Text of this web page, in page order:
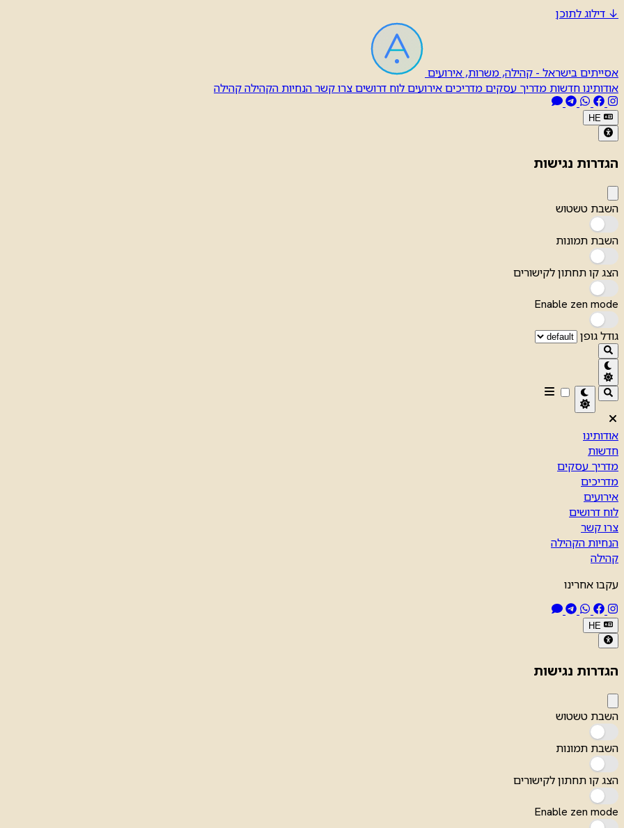
↓ דילוג לתוכן
אסייתים בישראל - קהילה, משרות, אירועים
אודותינוחדשות מדריך עסקיםמדריכיםאירועיםלוח דרושיםצרו קשרהנחיות הקהילהקהילה
HE
הגדרות נגישות
השבת טשטוש
השבת תמונות
הצג קו תחתון לקישורים
Enable zen mode
גודל גופן
אודותינו
חדשות
מדריך עסקים
מדריכים
אירועים
לוח דרושים
צרו קשר
הנחיות הקהילה
קהילה
עקבו אחרינו
HE
הגדרות נגישות
השבת טשטוש
השבת תמונות
הצג קו תחתון לקישורים
Enable zen mode